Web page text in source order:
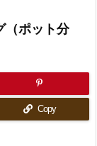
（ポット分
Copy